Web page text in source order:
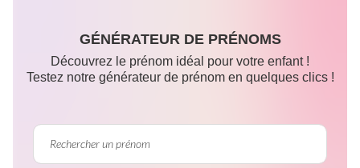
GÉNÉRATEUR DE PRÉNOMS
Découvrez le prénom idéal pour votre enfant !
Testez notre générateur de prénom en quelques clics !